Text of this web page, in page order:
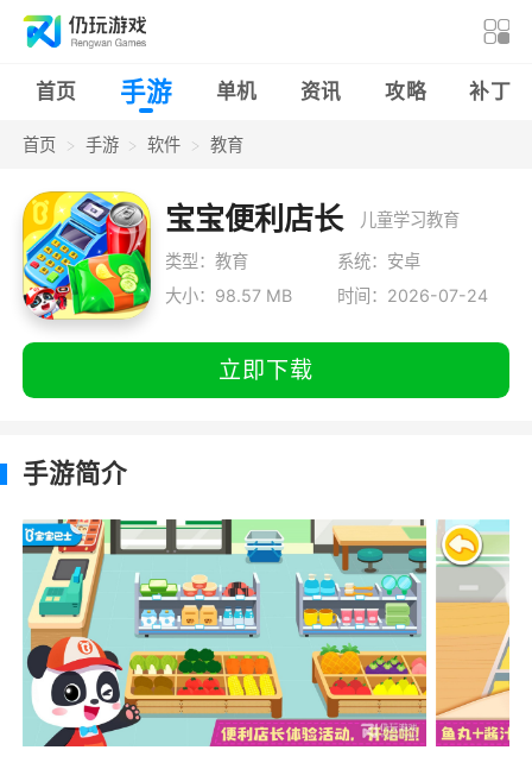
首页 手游 单机 资讯 攻略 补丁
首页 手游 软件 教育
宝宝便利店长 儿童学习教育
类型：教育
系统：安卓
大小：98.57 MB
时间：2026-07-24
立即下载
手游简介